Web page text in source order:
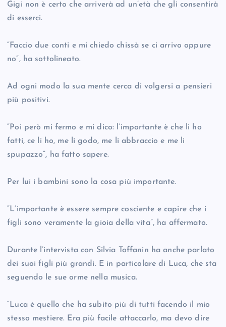
Gigi non è certo che arriverà ad un’età che gli consentirà
di esserci.
“Faccio due conti e mi chiedo chissà se ci arrivo oppure
no”, ha sottolineato.
Ad ogni modo la sua mente cerca di volgersi a pensieri
più positivi.
“Poi però mi fermo e mi dico: l’importante è che li ho
fatti, ce li ho, me li godo, me li abbraccio e me li
spupazzo”, ha fatto sapere.
Per lui i bambini sono la cosa più importante.
“L’importante è essere sempre cosciente e capire che i
figli sono veramente la gioia della vita”, ha affermato.
Durante l’intervista con Silvia Toffanin ha anche parlato
dei suoi figli più grandi. E in particolare di Luca, che sta
seguendo le sue orme nella musica.
“Luca è quello che ha subito più di tutti facendo il mio
stesso mestiere. Era più facile attaccarlo, ma devo dire